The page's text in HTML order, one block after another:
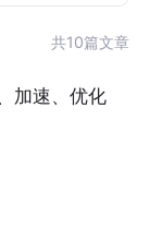
共10篇文章
加速、优化